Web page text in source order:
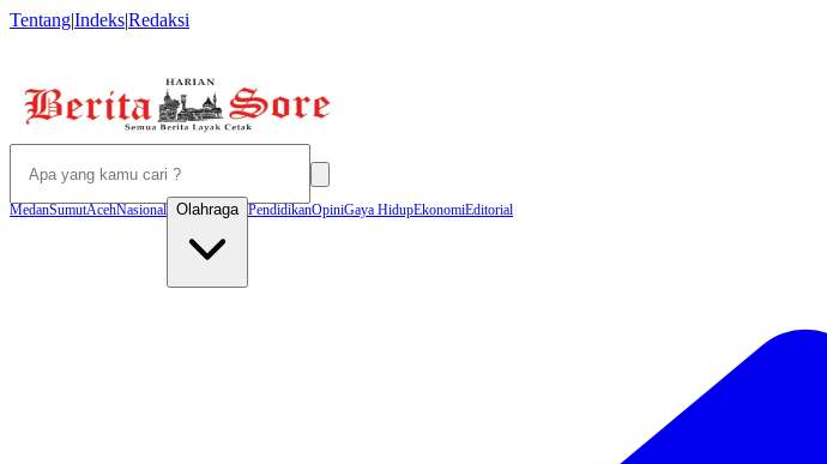
Tentang|Indeks|Redaksi
MedanSumutAcehNasional Olahraga PendidikanOpiniGaya HidupEkonomiEditorial